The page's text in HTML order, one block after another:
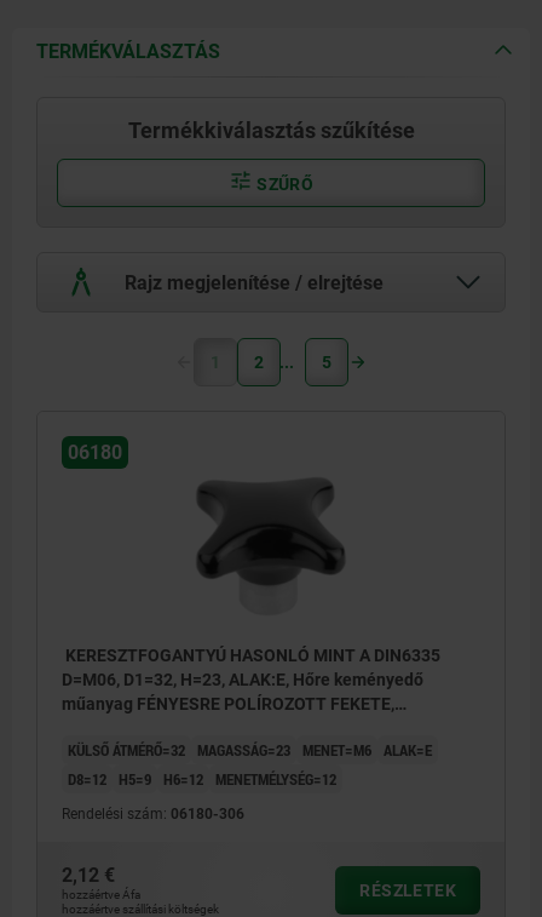
TERMÉKVÁLASZTÁS
Termékkiválasztás szűkítése
SZŰRŐ
Rajz megjelenítése / elrejtése
1 2 5
06180
KERESZTFOGANTYÚ HASONLÓ MINT A DIN6335
D=M06, D1=32, H=23, ALAK:E, Hőre keményedő
műanyag FÉNYESRE POLÍROZOTT FEKETE,
KÜLSŐ ÁTMÉRŐ=32 MAGASSÁG=23 MENET=M6 ALAK=E
D8=12
H5=9 H6=12 MENETMÉLYSÉG=12
Rendelési szám: 06180-306
2,12 €
hozzáértve Áfa
hozzáértve szállítási költségek
RÉSZLETEK